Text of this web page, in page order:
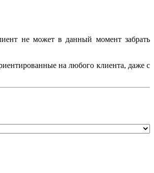
не может в данный момент забрать
на любого клиента, даже с